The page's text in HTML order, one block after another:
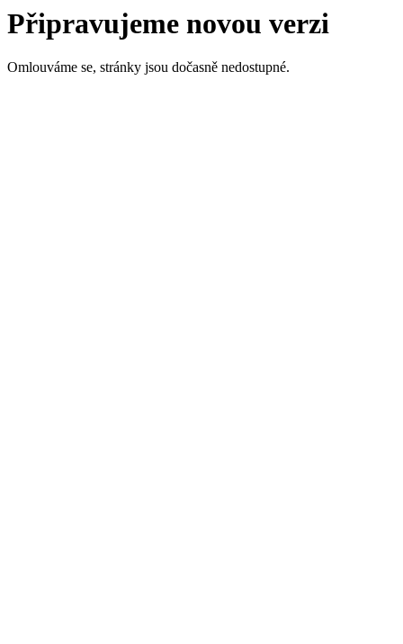
Připravujeme novou verzi
Omlouváme se, stránky jsou dočasně nedostupné.